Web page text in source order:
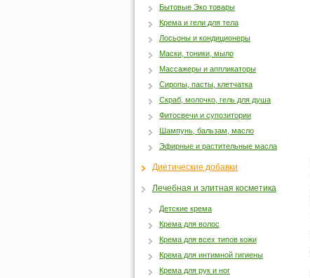
Бытовые Эко товары
Крема и гели для тела
Лосьоны и кондиционеры
Маски, тоники, мыло
Массажеры и аппликаторы
Сиропы, пасты, клетчатка
Скраб, молочко, гель для душа
Фитосвечи и супозитории
Шампунь, бальзам, масло
Эфирные и растительные масла
Диетические добавки
Лечебная и элитная косметика
Детские крема
Крема для волос
Крема для всех типов кожи
Крема для интимной гигиены
Крема для рук и ног